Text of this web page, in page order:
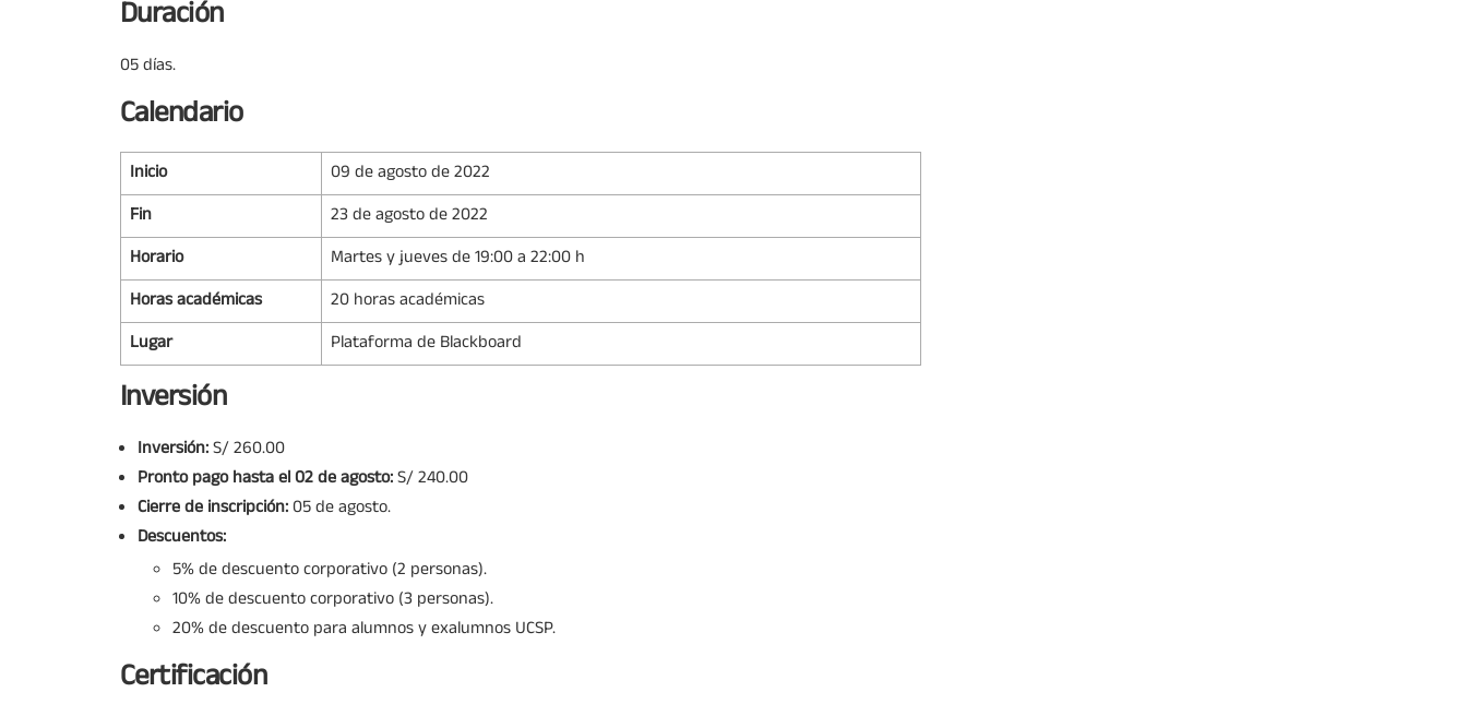
Duración
05 días.
Calendario
Inicio
09 de agosto de 2022
Fin
23 de agosto de 2022
Horario
Martes y jueves de 19:00 a 22:00 h
Horas académicas
20 horas académicas
Lugar
Plataforma de Blackboard
Inversión
Inversión:S/ 260.00
Pronto pago hasta el 02 de agosto:S/ 240.00
Cierre de inscripción:05 de agosto.
Descuentos:
5% de descuento corporativo (2 personas).
10% de descuento corporativo (3 personas).
20% de descuento para alumnos y exalumnos UCSP.
Certificación